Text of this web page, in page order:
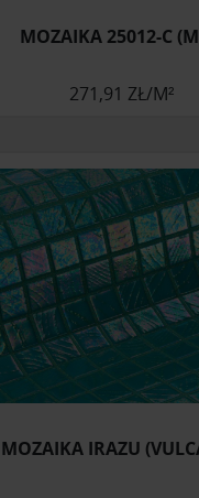
MOZAIKA 25012-C
271,91 ZŁ/M²
MOZAIKA IRAZU